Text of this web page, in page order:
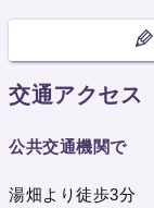
交通アクセス
公共交通機関で
湯畑より徒歩3分